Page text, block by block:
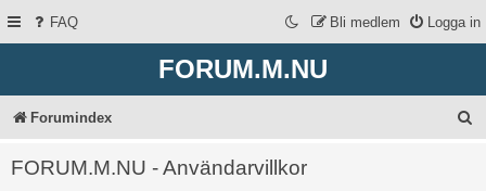
FAQ Logga in
Bli medlem
FORUM.M.NU
Forumindex
FORUM.M.NU - Användarvillkor